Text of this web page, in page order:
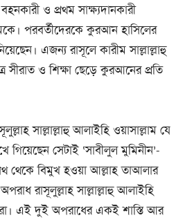
ও প্রথম সাক্ষ্যদানকারী
পরবর্তীদেরকে কুরআন হাসিলের
এজন্য রাসূলে কারীম সাল্লাল্লাহু
সীরাত ও শিক্ষা ছেড়ে কুরআনের প্রতি
সাল্লাল্লাহু আলাইহি ওয়াসাল্লাম যে
গিয়েছেন সেটাই ‘সাবীলুল মুমিনীন’-
থেকে বিমুখ হওয়া আল্লাহ তাআলার
রাসূলুল্লাহ সাল্লাল্লাহু আলাইহি
এই দুই অপরাধের একই শাস্তি আর